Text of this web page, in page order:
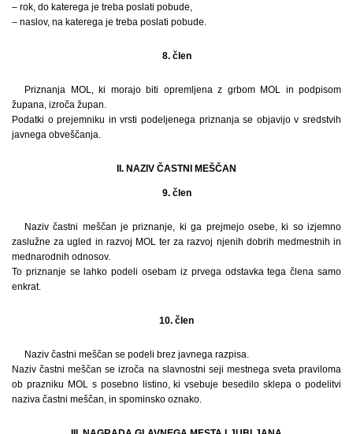
– rok, do katerega je treba poslati pobude,
– naslov, na katerega je treba poslati pobude.
8. člen
Priznanja MOL, ki morajo biti opremljena z grbom MOL in podpisom
župana, izroča župan.
Podatki o prejemniku in vrsti podeljenega priznanja se objavijo v sredstvih
javnega obveščanja.
II. NAZIV ČASTNI MEŠČAN
9. člen
Naziv častni meščan je priznanje, ki ga prejmejo osebe, ki so izjemno
zaslužne za ugled in razvoj MOL ter za razvoj njenih dobrih medmestnih in
mednarodnih odnosov.
To priznanje se lahko podeli osebam iz prvega odstavka tega člena samo
enkrat.
10. člen
Naziv častni meščan se podeli brez javnega razpisa.
Naziv častni meščan se izroča na slavnostni seji mestnega sveta praviloma
ob prazniku MOL s posebno listino, ki vsebuje besedilo sklepa o podelitvi
naziva častni meščan, in spominsko oznako.